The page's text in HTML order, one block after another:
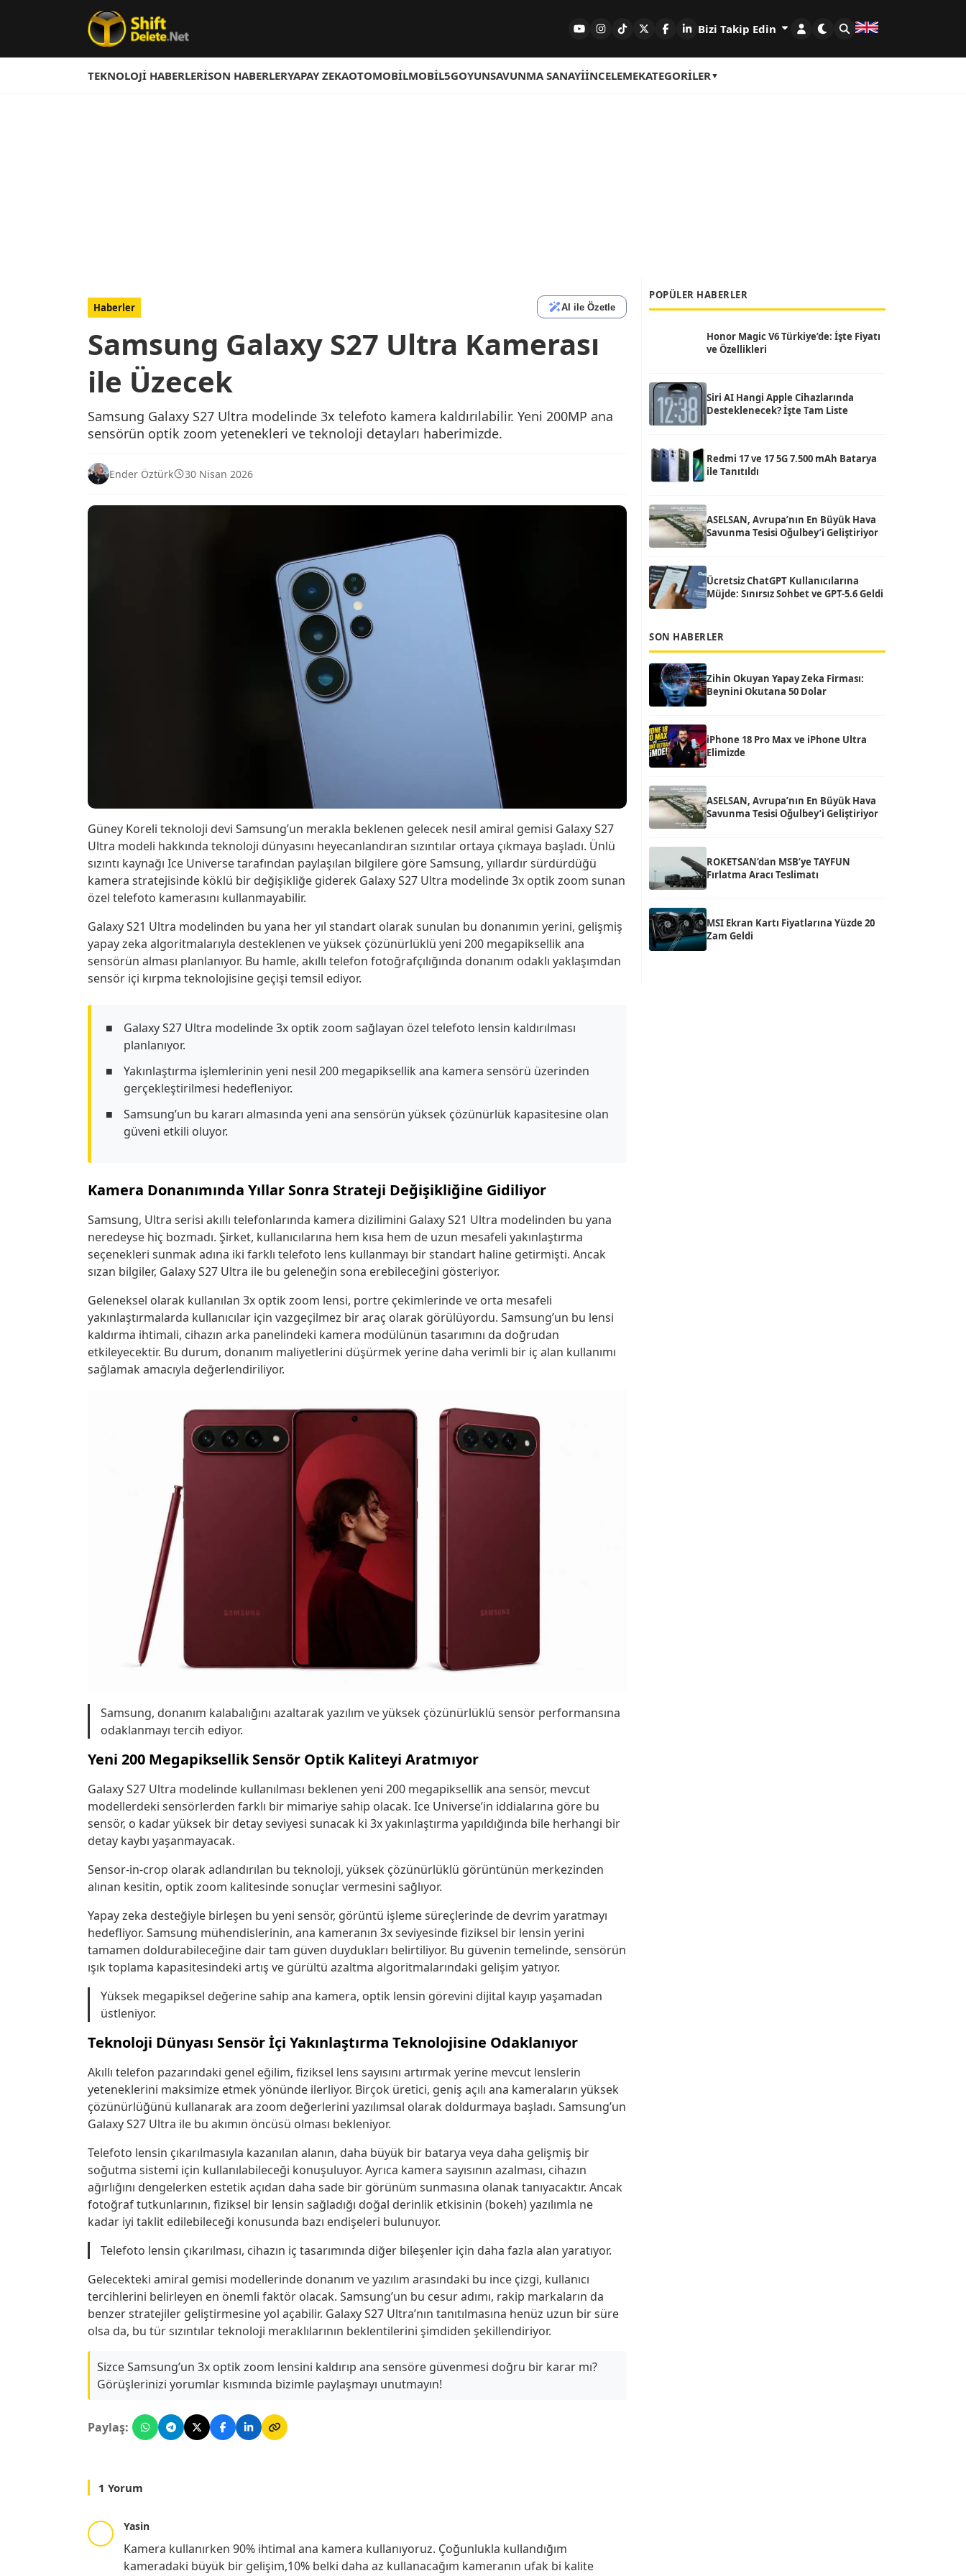
Bizi Takip Edin
TEKNOLOJI HABERLERISON HABERLERYAPAY ZEKAOTOMOBILMOBIL5GOYUNSAVUNMA SANAYIİNCELEMEKATEGORILER
Haberler AI ile Özetle
Samsung Galaxy S27 Ultra Kamerası
ile Üzecek
Samsung Galaxy S27 Ultra modelinde 3x telefoto kamera kaldırılabilir. Yeni 200MP ana
sensörün optik zoom yetenekleri ve teknoloji detayları haberimizde.
Ender Öztürk 30 Nisan 2026
Güney Koreli teknoloji devi Samsung’un merakla beklenen gelecek nesil amiral gemisi Galaxy S27
Ultra modeli hakkında teknoloji dünyasını heyecanlandıran sızıntılar ortaya çıkmaya başladı. Ünlü
sızıntı kaynağı Ice Universe tarafından paylaşılan bilgilere göre Samsung, yıllardır sürdürdüğü
kamera stratejisinde köklü bir değişikliğe giderek Galaxy S27 Ultra modelinde 3x optik zoom sunan
özel telefoto kamerasını kullanmayabilir.
Galaxy S21 Ultra modelinden bu yana her yıl standart olarak sunulan bu donanımın yerini, gelişmiş
yapay zeka algoritmalarıyla desteklenen ve yüksek çözünürlüklü yeni 200 megapiksellik ana
sensörün alması planlanıyor. Bu hamle, akıllı telefon fotoğrafçılığında donanım odaklı yaklaşımdan
sensör içi kırpma teknolojisine geçişi temsil ediyor.
Galaxy S27 Ultra modelinde 3x optik zoom sağlayan özel telefoto lensin kaldırılması
planlanıyor.
Yakınlaştırma işlemlerinin yeni nesil 200 megapiksellik ana kamera sensörü üzerinden
gerçekleştirilmesi hedefleniyor.
Samsung’un bu kararı almasında yeni ana sensörün yüksek çözünürlük kapasitesine olan
güveni etkili oluyor.
Kamera Donanımında Yıllar Sonra Strateji Değişikliğine Gidiliyor
Samsung, Ultra serisi akıllı telefonlarında kamera dizilimini Galaxy S21 Ultra modelinden bu yana
neredeyse hiç bozmadı. Şirket, kullanıcılarına hem kısa hem de uzun mesafeli yakınlaştırma
seçenekleri sunmak adına iki farklı telefoto lens kullanmayı bir standart haline getirmişti. Ancak
sızan bilgiler, Galaxy S27 Ultra ile bu geleneğin sona erebileceğini gösteriyor.
Geleneksel olarak kullanılan 3x optik zoom lensi, portre çekimlerinde ve orta mesafeli
yakınlaştırmalarda kullanıcılar için vazgeçilmez bir araç olarak görülüyordu. Samsung’un bu lensi
kaldırma ihtimali, cihazın arka panelindeki kamera modülünün tasarımını da doğrudan
etkileyecektir. Bu durum, donanım maliyetlerini düşürmek yerine daha verimli bir iç alan kullanımı
sağlamak amacıyla değerlendiriliyor.
Samsung, donanım kalabalığını azaltarak yazılım ve yüksek çözünürlüklü sensör performansına
odaklanmayı tercih ediyor.
Yeni 200 Megapiksellik Sensör Optik Kaliteyi Aratmıyor
Galaxy S27 Ultra modelinde kullanılması beklenen yeni 200 megapiksellik ana sensör, mevcut
modellerdeki sensörlerden farklı bir mimariye sahip olacak. Ice Universe’in iddialarına göre bu
sensör, o kadar yüksek bir detay seviyesi sunacak ki 3x yakınlaştırma yapıldığında bile herhangi bir
detay kaybı yaşanmayacak.
Sensor-in-crop olarak adlandırılan bu teknoloji, yüksek çözünürlüklü görüntünün merkezinden
alınan kesitin, optik zoom kalitesinde sonuçlar vermesini sağlıyor.
Yapay zeka desteğiyle birleşen bu yeni sensör, görüntü işleme süreçlerinde de devrim yaratmayı
hedefliyor. Samsung mühendislerinin, ana kameranın 3x seviyesinde fiziksel bir lensin yerini
tamamen doldurabileceğine dair tam güven duydukları belirtiliyor. Bu güvenin temelinde, sensörün
ışık toplama kapasitesindeki artış ve gürültü azaltma algoritmalarındaki gelişim yatıyor.
Yüksek megapiksel değerine sahip ana kamera, optik lensin görevini dijital kayıp yaşamadan
üstleniyor.
Teknoloji Dünyası Sensör İçi Yakınlaştırma Teknolojisine Odaklanıyor
Akıllı telefon pazarındaki genel eğilim, fiziksel lens sayısını artırmak yerine mevcut lenslerin
yeteneklerini maksimize etmek yönünde ilerliyor. Birçok üretici, geniş açılı ana kameraların yüksek
çözünürlüğünü kullanarak ara zoom değerlerini yazılımsal olarak doldurmaya başladı. Samsung’un
Galaxy S27 Ultra ile bu akımın öncüsü olması bekleniyor.
Telefoto lensin çıkarılmasıyla kazanılan alanın, daha büyük bir batarya veya daha gelişmiş bir
soğutma sistemi için kullanılabileceği konuşuluyor. Ayrıca kamera sayısının azalması, cihazın
ağırlığını dengelerken estetik açıdan daha sade bir görünüm sunmasına olanak tanıyacaktır. Ancak
fotoğraf tutkunlarının, fiziksel bir lensin sağladığı doğal derinlik etkisinin (bokeh) yazılımla ne
kadar iyi taklit edilebileceği konusunda bazı endişeleri bulunuyor.
Telefoto lensin çıkarılması, cihazın iç tasarımında diğer bileşenler için daha fazla alan yaratıyor.
Gelecekteki amiral gemisi modellerinde donanım ve yazılım arasındaki bu ince çizgi, kullanıcı
tercihlerini belirleyen en önemli faktör olacak. Samsung’un bu cesur adımı, rakip markaların da
benzer stratejiler geliştirmesine yol açabilir. Galaxy S27 Ultra’nın tanıtılmasına henüz uzun bir süre
olsa da, bu tür sızıntılar teknoloji meraklılarının beklentilerini şimdiden şekillendiriyor.
Sizce Samsung’un 3x optik zoom lensini kaldırıp ana sensöre güvenmesi doğru bir karar mı?
Görüşlerinizi yorumlar kısmında bizimle paylaşmayı unutmayın!
Paylaş:
1 Yorum
Yasin
Kamera kullanırken 90% ihtimal ana kamera kullanıyoruz. Çoğunlukla kullandığım
kameradaki büyük bir gelişim,10% belki daha az kullanacağım kameranın ufak bi kalite
POPÜLER HABERLER
Honor Magic V6 Türkiye’de: İşte Fiyatı
ve Özellikleri
Siri AI Hangi Apple Cihazlarında
Desteklenecek? İşte Tam Liste
Redmi 17 ve 17 5G 7.500 mAh Batarya
ile Tanıtıldı
ASELSAN, Avrupa’nın En Büyük Hava
Savunma Tesisi Oğulbey’i Geliştiriyor
Ücretsiz ChatGPT Kullanıcılarına
Müjde: Sınırsız Sohbet ve GPT-5.6 Geldi
SON HABERLER
Zihin Okuyan Yapay Zeka Firması:
Beynini Okutana 50 Dolar
iPhone 18 Pro Max ve iPhone Ultra
Elimizde
ASELSAN, Avrupa’nın En Büyük Hava
Savunma Tesisi Oğulbey’i Geliştiriyor
ROKETSAN’dan MSB’ye TAYFUN
Fırlatma Aracı Teslimatı
MSI Ekran Kartı Fiyatlarına Yüzde 20
Zam Geldi